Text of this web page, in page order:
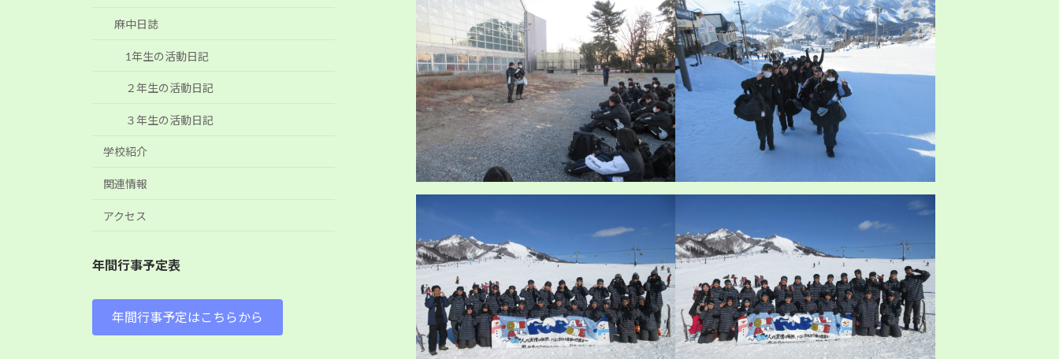
麻中日誌
1年生の活動日記
２年生の活動日記
３年生の活動日記
学校紹介
関連情報
アクセス
年間行事予定表
年間行事予定はこちらから